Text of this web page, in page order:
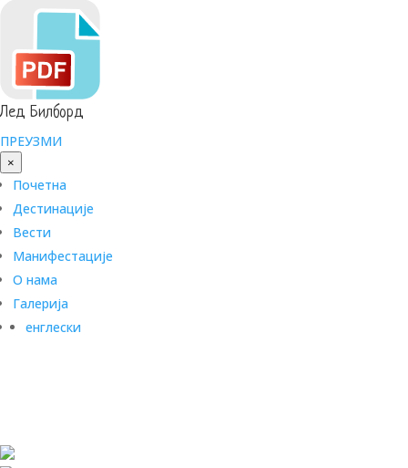
Лед Билборд
ПРЕУЗМИ
×
Почетна
Дестинације
Вести
Манифестације
О нама
Галерија
енглески